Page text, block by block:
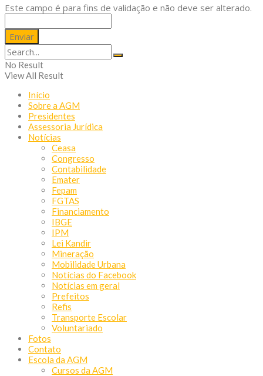
Este campo é para fins de validação e não deve ser alterado.
No Result
View All Result
Início
Sobre a AGM
Presidentes
Assessoria Jurídica
Notícias
Ceasa
Congresso
Contabilidade
Emater
Fepam
FGTAS
Financiamento
IBGE
IPM
Lei Kandir
Mineração
Mobilidade Urbana
Notícias do Facebook
Notícias em geral
Prefeitos
Refis
Transporte Escolar
Voluntariado
Fotos
Contato
Escola da AGM
Cursos da AGM